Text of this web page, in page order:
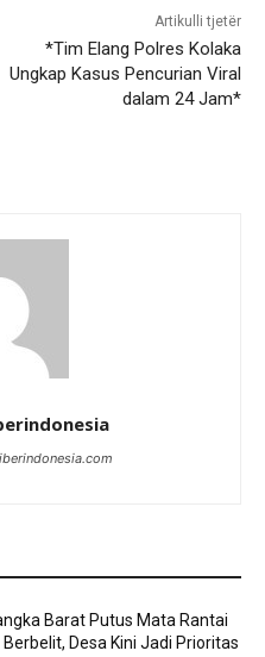
Artikulli tjetër
*Tim Elang Polres Kolaka
Ungkap Kasus Pencurian Viral
dalam 24 Jam*
Barat Putus Mata Rantai
Desa Kini Jadi Prioritas